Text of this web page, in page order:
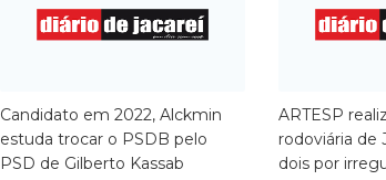
Candidato em 2022, Alckmin
estuda trocar o PSDB pelo
PSD de Gilberto Kassab
ARTESP
rodoviária de
dois por